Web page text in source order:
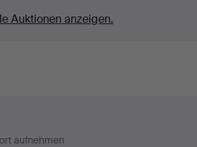
Auktionen anzeigen.
aufnehmen